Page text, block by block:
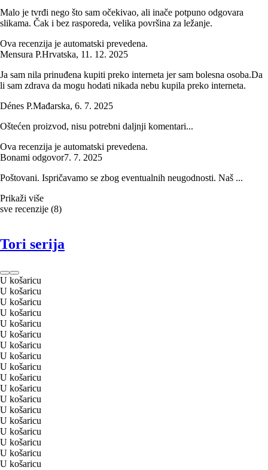
Malo je tvrđi nego što sam očekivao, ali inače potpuno odgovara
slikama. Čak i bez rasporeda, velika površina za ležanje.
Ova recenzija je automatski prevedena.
Mensura P.Hrvatska, 11. 12. 2025
Ja sam nila prinuđena kupiti preko interneta jer sam bolesna osoba.Da
li sam zdrava da mogu hodati nikada nebu kupila preko interneta.
Dénes P.Mađarska, 6. 7. 2025
Oštećen proizvod, nisu potrebni daljnji komentari...
Ova recenzija je automatski prevedena.
Bonami odgovor7. 7. 2025
Poštovani. Ispričavamo se zbog eventualnih neugodnosti. Naš ...
Prikaži više
sve recenzije (8)
Tori serija
U košaricu
U košaricu
U košaricu
U košaricu
U košaricu
U košaricu
U košaricu
U košaricu
U košaricu
U košaricu
U košaricu
U košaricu
U košaricu
U košaricu
U košaricu
U košaricu
U košaricu
U košaricu